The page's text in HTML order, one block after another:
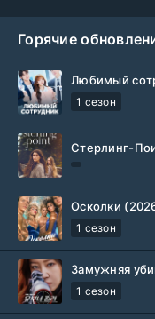
Горячие
Любимый
1 сезон
Стерлинг-
Осколки
1 сезон
Замужняя
1 сезон